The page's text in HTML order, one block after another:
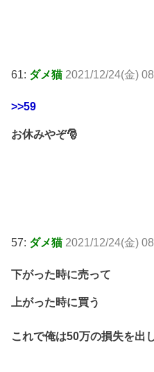
61: ダメ猫 2021/12/24(金)
>>59
お休みやぞ🎅
57: ダメ猫 2021/12/24(金)
下がった時に売って
上がった時に買う
これで俺は50万の損失を出